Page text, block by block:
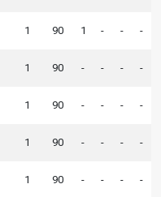
1 90 1 - - -
1 90 - - - -
1 90 - - - -
1 90 - - - -
1 90 - - - -